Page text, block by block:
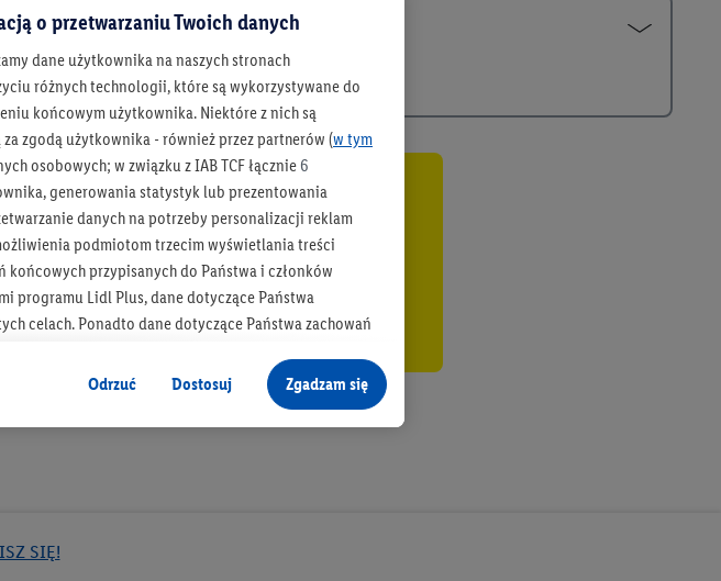
Bądź na bieżąco
Otrzymuj newsletter Lidla
Zapisz się!
SIĘ!
o przetwarzaniu Twoich danych
dane użytkownika na naszych stronach
różnych technologii, które są wykorzystywane do
końcowym użytkownika. Niektóre z nich są
zgodą użytkownika - również przez partnerów (w tym
osobowych; w związku z IAB TCF łącznie 6
generowania statystyk lub prezentowania
danych na potrzeby personalizacji reklam
podmiotom trzecim wyświetlania treści
przypisanych do Państwa i członków
programu Lidl Plus, dane dotyczące Państwa
celach. Ponadto dane dotyczące Państwa zachowań
administrator danych
profili, które są również wzbogacane o dane z innych
związku z personalizacją treści marketingowych,
reklamy, badania grup docelowych,
Odrzuć Dostosuj Zgadzam się